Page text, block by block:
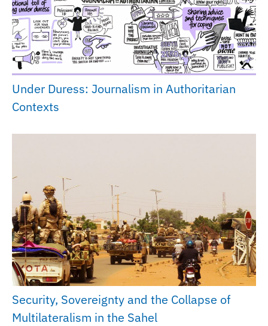
Under Duress: Journalism in Authoritarian
Contexts
Security, Sovereignty and the Collapse of
Multilateralism in the Sahel